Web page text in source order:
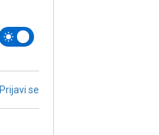
Prijavi se